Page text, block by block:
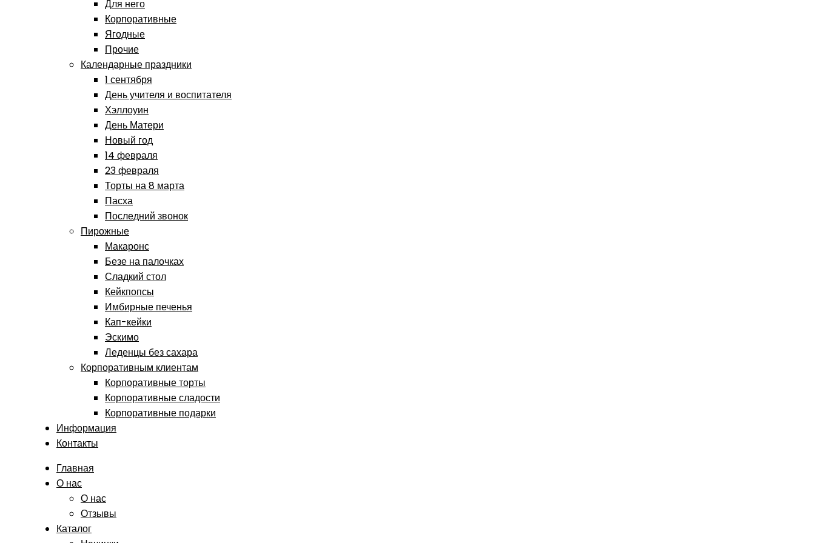
Для него
Корпоративные
Ягодные
Прочие
Календарные праздники
1 сентября
День учителя и воспитателя
Хэллоуин
День Матери
Новый год
14 февраля
23 февраля
Торты на 8 марта
Пасха
Последний звонок
Пирожные
Макаронс
Безе на палочках
Сладкий стол
Кейкпопсы
Имбирные печенья
Кап-кейки
Эскимо
Леденцы без сахара
Корпоративным клиентам
Корпоративные торты
Корпоративные сладости
Корпоративные подарки
Информация
Контакты
Главная
О нас
О нас
Отзывы
Каталог